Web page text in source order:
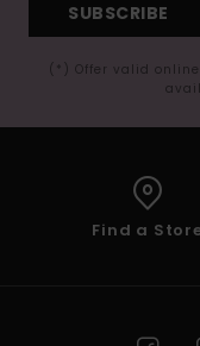
SUBSCRIBE
(*) Offer valid
Find a